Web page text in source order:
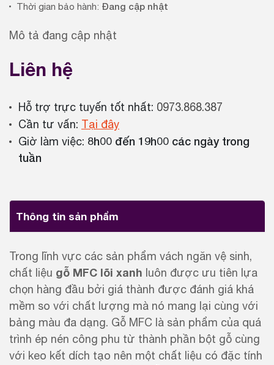
Thời gian bảo hành: Đang cập nhật
Mô tả đang cập nhật
Liên hệ
Hỗ trợ trực tuyến tốt nhất: 0973.868.387
Cần tư vấn: Tại đây
Giờ làm việc: 8h00 đến 19h00 các ngày trong
tuần
Thông tin sản phẩm
Trong lĩnh vực các sản phẩm vách ngăn vệ sinh,
chất liệu gỗ MFC lõi xanh luôn được ưu tiên lựa
chọn hàng đầu bởi giá thành được đánh giá khá
mềm so với chất lượng mà nó mang lại cùng với
bảng màu đa dạng. Gỗ MFC là sản phẩm của quá
trình ép nén công phu từ thành phần bột gỗ cùng
với keo kết dích tạo nên một chất liệu có đặc tính